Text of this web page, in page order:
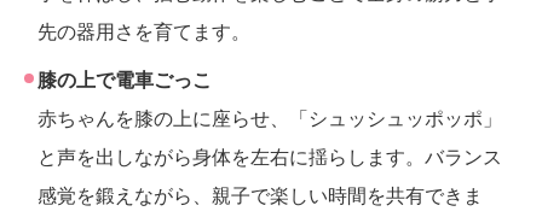
先の器用さを育てます。
膝の上で電車ごっこ
赤ちゃんを膝の上に座らせ、「シュッシュッポッポ」
と声を出しながら身体を左右に揺らします。バランス
感覚を鍛えながら、親子で楽しい時間を共有できま